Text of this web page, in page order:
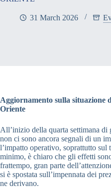
31 March 2026
Aggiornamento sulla situazione
Oriente
All’inizio della quarta settimana
non ci sono ancora segnali di un
l’impatto operativo, soprattutto
minimo, è chiaro che gli effetti
frattempo, gran parte
si è spostata sull’impennata dei
ne derivano.